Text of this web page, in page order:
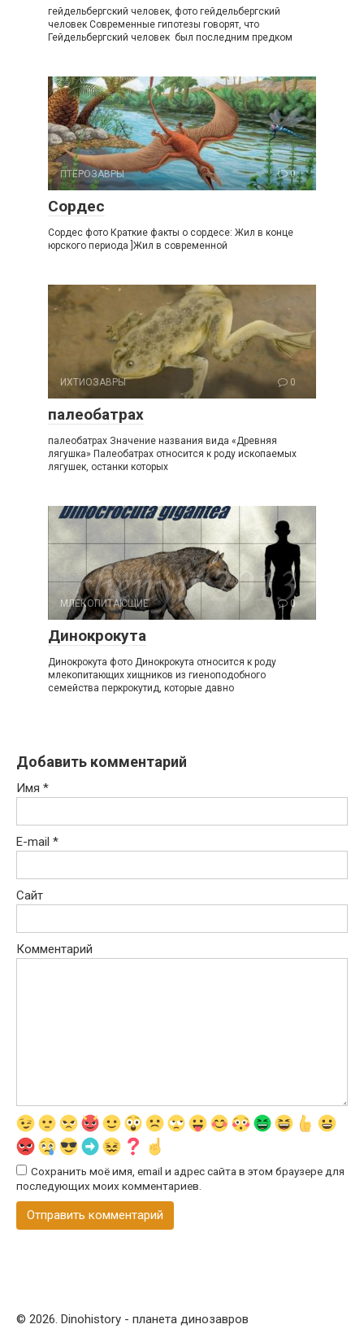
гейдельбергский человек, фото гейдельбергский
человек Современные гипотезы говорят, что
Гейдельбергский человек был последним предком
ПТЕРОЗАВРЫ 0
Сордес
Сордес фото Краткие факты о сордесе: Жил в конце
юрского периода ]Жил в современной
ИХТИОЗАВРЫ 0
палеобатрах
палеобатрах Значение названия вида «Древняя
лягушка» Палеобатрах относится к роду ископаемых
лягушек, останки которых
МЛЕКОПИТАЮЩИЕ 0
Динокрокута
Динокрокута фото Динокрокута относится к роду
млекопитающих хищников из гиеноподобного
семейства перкрокутид, которые давно
Добавить комментарий
Имя *
E-mail *
Сайт
Комментарий
Сохранить моё имя, email и адрес сайта в этом браузере для
последующих моих комментариев.
© 2026. Dinohistory - планета динозавров